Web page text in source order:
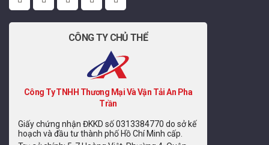
CÔNG TY CHỦ THỂ
Công Ty TNHH Thương Mại Và Vận Tải An Pha
Trần
Giấy chứng nhận ĐKKD số 0313384770 do sở kế
hoạch và đầu tư thành phố Hồ Chí Minh cấp.